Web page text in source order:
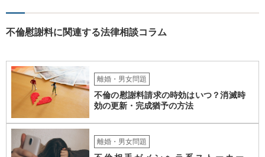
不倫慰謝料に関連する法律相談コラム
離婚・男女問題
不倫の慰謝料請求の時効はいつ？消滅時
効の更新・完成猶予の方法
離婚・男女問題